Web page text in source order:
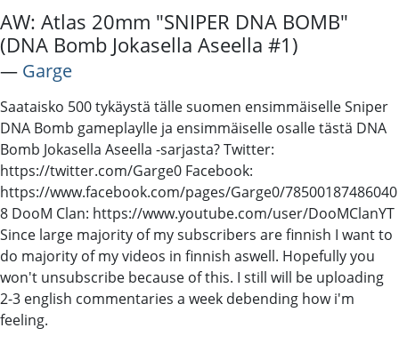
AW: Atlas 20mm "SNIPER DNA BOMB"
(DNA Bomb Jokasella Aseella #1)
― Garge
Saataisko 500 tykäystä tälle suomen ensimmäiselle Sniper
DNA Bomb gameplaylle ja ensimmäiselle osalle tästä DNA
Bomb Jokasella Aseella -sarjasta? Twitter:
https://twitter.com/Garge0 Facebook:
https://www.facebook.com/pages/Garge0/78500187486040
8 DooM Clan: https://www.youtube.com/user/DooMClanYT
Since large majority of my subscribers are finnish I want to
do majority of my videos in finnish aswell. Hopefully you
won't unsubscribe because of this. I still will be uploading
2-3 english commentaries a week debending how i'm
feeling.